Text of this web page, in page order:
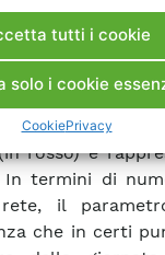
tutti i cookie
solo i cookie
CookiePrivacy
alla durata
che
rete. La
rosso) è
In termini di
il
che in certi